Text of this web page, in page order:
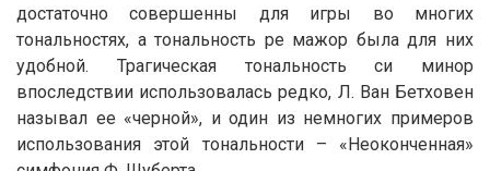
достаточно совершенны для игры во многих
тональностях, а тональность ре мажор была для них
удобной. Трагическая тональность си минор
впоследствии использовалась редко, Л. Ван Бетховен
называл ее «черной», и один из немногих примеров
использования этой тональности – «Неоконченная»